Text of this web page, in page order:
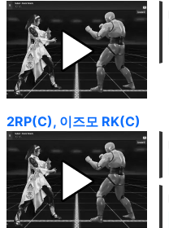
2RP(C), 이즈모 RK(C)